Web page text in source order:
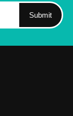
Submit